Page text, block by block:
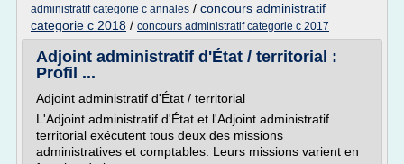
administratif categorie c annales / concours administratif
categorie c 2018 / concours administratif categorie c 2017
Adjoint administratif d'État / territorial :
Profil ...
Adjoint administratif d'État / territorial
L'Adjoint administratif d'État et l'Adjoint administratif
territorial exécutent tous deux des missions
administratives et comptables. Leurs missions varient en